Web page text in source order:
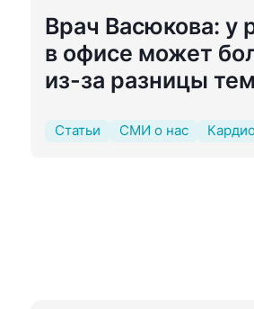
Врач Васюкова: у
в офисе может
из-за разницы
Статьи СМИ о нас